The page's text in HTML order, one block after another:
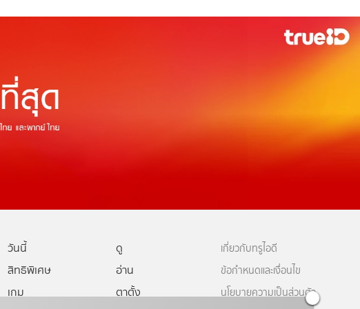
วันนี้
ดู
สิทธิพิเศษ
อ่าน
เกม
ตาตั้ง
เกี่ยวกับทรูไอดี
ข้อกำหนดและเงื่อนไข
นโยบายความเป็นส่วนตัว